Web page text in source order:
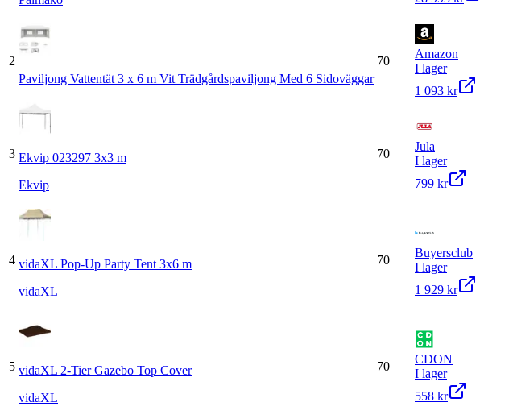
2
Paviljong Vattentät 3 x 6 m Vit Trädgårdspaviljong Med 6 Sidoväggar
70
Amazon
I lager
1 093 kr
3 Ekvip 023297 3x3 m
Ekvip
70
Jula
I lager
799 kr
4 vidaXL Pop-Up Party Tent 3x6 m
vidaXL
70
Buyersclub
I lager
1 929 kr
5 vidaXL 2-Tier Gazebo Top Cover
vidaXL
70
CDON
I lager
558 kr